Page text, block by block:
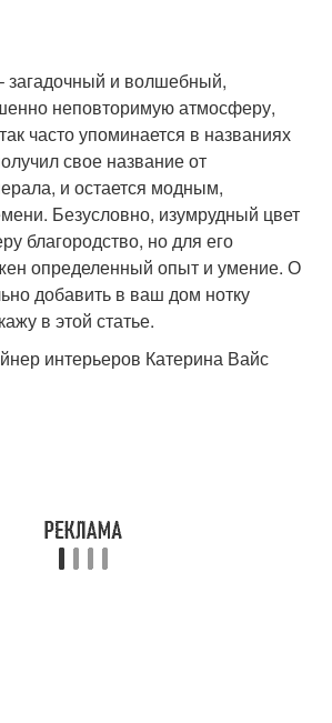
загадочный и волшебный,
неповторимую атмосферу,
часто упоминается в названиях
свое название от
и остается модным,
Безусловно, изумрудный цвет
благородство, но для его
определенный опыт и умение. О
добавить в ваш дом нотку
в этой статье.
интерьеров Катерина Вайс